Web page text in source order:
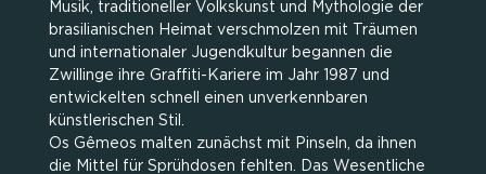
Musik, traditioneller Volkskunst und Mythologie der
brasilianischen Heimat verschmolzen mit Träumen
und internationaler Jugendkultur begannen die
Zwillinge ihre Graffiti-Kariere im Jahr 1987 und
entwickelten schnell einen unverkennbaren
künstlerischen Stil.
Os Gêmeos malten zunächst mit Pinseln, da ihnen
die Mittel für Sprühdosen fehlten. Das Wesentliche